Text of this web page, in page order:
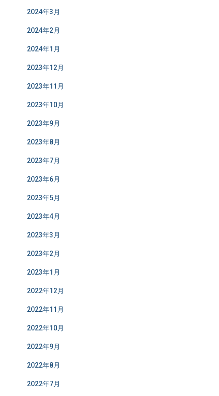
2024年3月
2024年2月
2024年1月
2023年12月
2023年11月
2023年10月
2023年9月
2023年8月
2023年7月
2023年6月
2023年5月
2023年4月
2023年3月
2023年2月
2023年1月
2022年12月
2022年11月
2022年10月
2022年9月
2022年8月
2022年7月